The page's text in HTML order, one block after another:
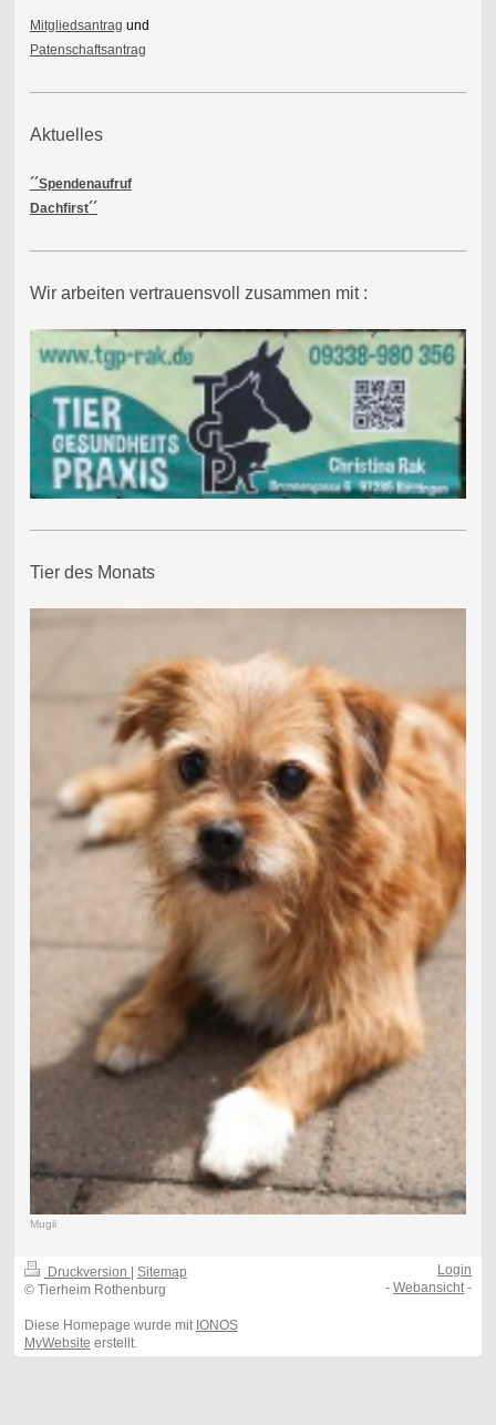
Mitgliedsantrag und
Patenschaftsantrag
Aktuelles
´´Spendenaufruf
Dachfirst´´
Wir arbeiten vertrauensvoll zusammen mit :
Tier des Monats
Mugli
Druckversion | Sitemap
© Tierheim Rothenburg
Diese Homepage wurde mit IONOS
MyWebsite erstellt.
Login
-Webansicht-